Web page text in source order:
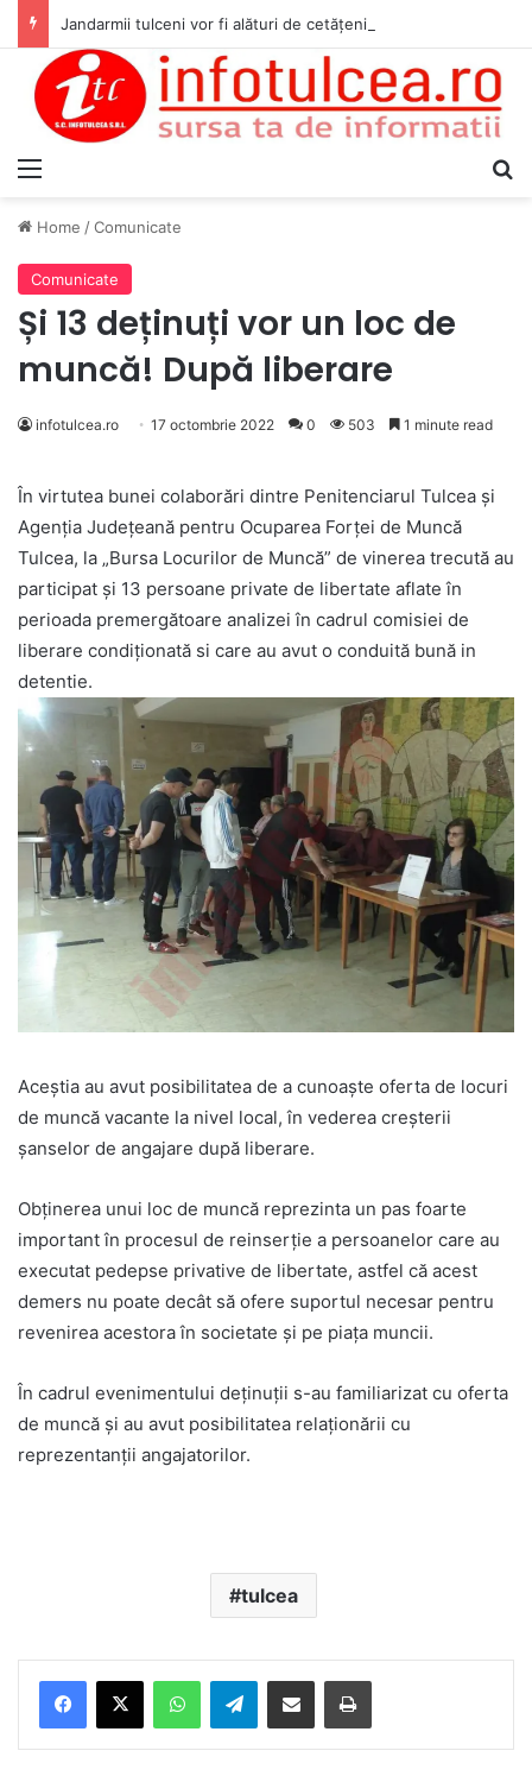
Home /Comunicate
Comunicate
Și 13 deținuți vor un loc de
muncă! După liberare
infotulcea.ro 17 octombrie 2022 0 503 1 minute read
În virtutea bunei colaborări dintre Penitenciarul Tulcea și
Agenția Județeană pentru Ocuparea Forței de Muncă
Tulcea, la „Bursa Locurilor de Muncă” de vinerea trecută au
participat și 13 persoane private de libertate aflate în
perioada premergătoare analizei în cadrul comisiei de
liberare condiționată si care au avut o conduită bună in
detentie.
Aceștia au avut posibilitatea de a cunoaște oferta de locuri
de muncă vacante la nivel local, în vederea creșterii
șanselor de angajare după liberare.
Obținerea unui loc de muncă reprezinta un pas foarte
important în procesul de reinserție a persoanelor care au
executat pedepse privative de libertate, astfel că acest
demers nu poate decât să ofere suportul necesar pentru
revenirea acestora în societate și pe piața muncii.
În cadrul evenimentului deținuții s-au familiarizat cu oferta
de muncă și au avut posibilitatea relaționării cu
reprezentanții angajatorilor.
tulcea
Telegram